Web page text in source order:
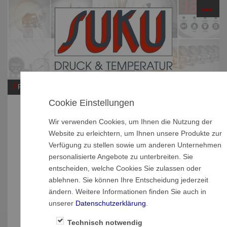
PRODUKTE
Zentrale
SUKU Druck- und Temperaturmesstechnik GmbH
Garnsdorfer Hauptstraße 109
D-09244 Lichtenau OT Garnsdorf
Tel.: +49 (0)3 72 08 - 27 17
E-Mail: contact(at)suku.de
Cookie Einstellungen
Wir verwenden Cookies, um Ihnen die Nutzung der
Website zu erleichtern, um Ihnen unsere Produkte zur
Verfügung zu stellen sowie um anderen Unternehmen
personalisierte Angebote zu unterbreiten. Sie
entscheiden, welche Cookies Sie zulassen oder
ablehnen. Sie können Ihre Entscheidung jederzeit
ändern. Weitere Informationen finden Sie auch in
unserer Datenschutzerklärung
Technisch notwendig